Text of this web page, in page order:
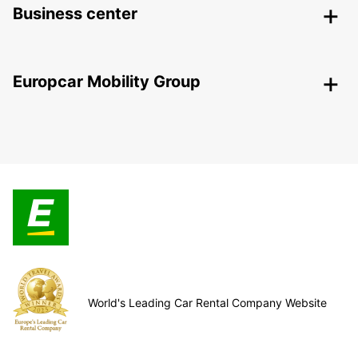
Business center
Europcar Mobility Group
World's Leading Car Rental Company Website